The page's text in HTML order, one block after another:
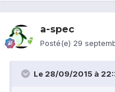
a-spec
Posté(e) 29
Le 28/09/2015 à